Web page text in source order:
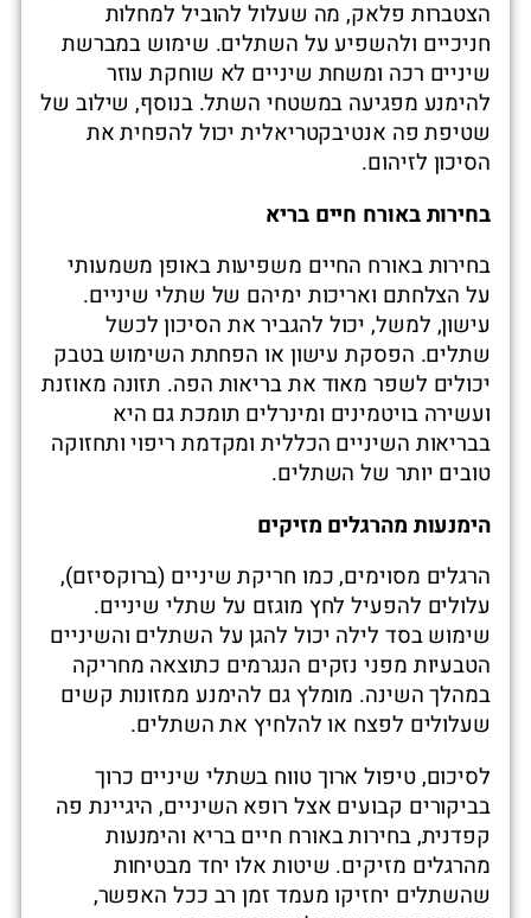
הצטברות פלאק, מה שעלול להוביל למחלות
חניכיים ולהשפיע על השתלים. שימוש במברשת
שיניים רכה ומשחת שיניים לא שוחקת עוזר
להימנע מפגיעה במשטחי השתל. בנוסף, שילוב של
שטיפת פה אנטיבקטריאלית יכול להפחית את
הסיכון לזיהום.
בחירות באורח חיים בריא
בחירות באורח החיים משפיעות באופן משמעותי
על הצלחתם ואריכות ימיהם של שתלי שיניים.
עישון, למשל, יכול להגביר את הסיכון לכשל
שתלים. הפסקת עישון או הפחתת השימוש בטבק
יכולים לשפר מאוד את בריאות הפה. תזונה מאוזנת
ועשירה בויטמינים ומינרלים תומכת גם היא
בבריאות השיניים הכללית ומקדמת ריפוי ותחזוקה
טובים יותר של השתלים.
הימנעות מהרגלים מזיקים
הרגלים מסוימים, כמו חריקת שיניים (ברוקסיזם),
עלולים להפעיל לחץ מוגזם על שתלי שיניים.
שימוש בסד לילה יכול להגן על השתלים והשיניים
הטבעיות מפני נזקים הנגרמים כתוצאה מחריקה
במהלך השינה. מומלץ גם להימנע ממזונות קשים
שעלולים לפצח או להלחיץ את השתלים.
לסיכום, טיפול ארוך טווח בשתלי שיניים כרוך
בביקורים קבועים אצל רופא השיניים, היגיינת פה
קפדנית, בחירות באורח חיים בריא והימנעות
מהרגלים מזיקים. שיטות אלו יחד מבטיחות
שהשתלים יחזיקו מעמד זמן רב ככל האפשר,